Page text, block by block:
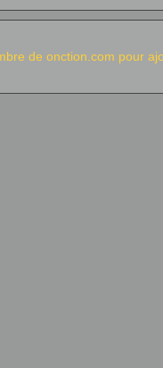
de onction.com pour